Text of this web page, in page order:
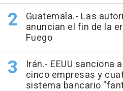
Guatemala.- Las
anuncian el fin de la
Fuego
Irán.- EEUU sanciona
cinco empresas y
sistema bancario